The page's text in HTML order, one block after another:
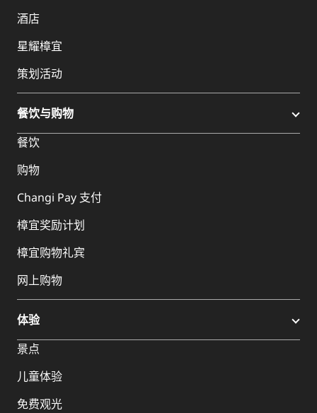
酒店
星耀樟宜
策划活动
餐饮与购物
餐饮
购物
Changi Pay 支付
樟宜奖励计划
樟宜购物礼宾
网上购物
体验
景点
儿童体验
免费观光